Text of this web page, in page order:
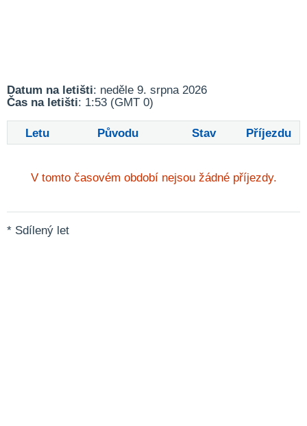
Datum na letišti: neděle 9. srpna 2026
Čas na letišti: 1:53 (GMT 0)
Letu Původu Stav Příjezdu
V tomto časovém období nejsou žádné příjezdy.
* Sdílený let